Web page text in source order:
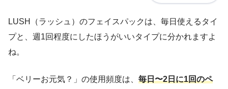
LUSH（ラッシュ）のフェイスパックは、毎日使えるタイ
プと、週1回程度にしたほうがいいタイプに分かれますよ
ね。
「ベリーお元気？」の使用頻度は、 毎日〜2日に1回のペ